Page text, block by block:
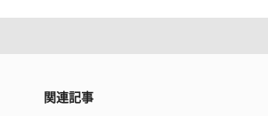
関連記事